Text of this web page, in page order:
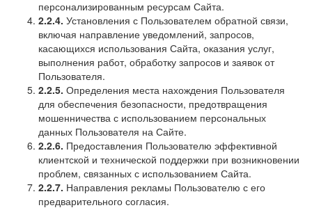
персонализированным ресурсам Сайта.
2.2.4. Установления с Пользователем обратной связи,
включая направление уведомлений, запросов,
касающихся использования Сайта, оказания услуг,
выполнения работ, обработку запросов и заявок от
Пользователя.
2.2.5. Определения места нахождения Пользователя
для обеспечения безопасности, предотвращения
мошенничества с использованием персональных
данных Пользователя на Сайте.
2.2.6. Предоставления Пользователю эффективной
клиентской и технической поддержки при возникновении
проблем, связанных с использованием Сайта.
2.2.7. Направления рекламы Пользователю с его
предварительного согласия.